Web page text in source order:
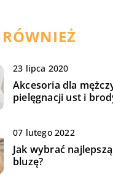
23 lipca 2020
Akcesoria dla
pielęgnacji ust i
07 lutego 2022
Jak wybrać
bluzę?